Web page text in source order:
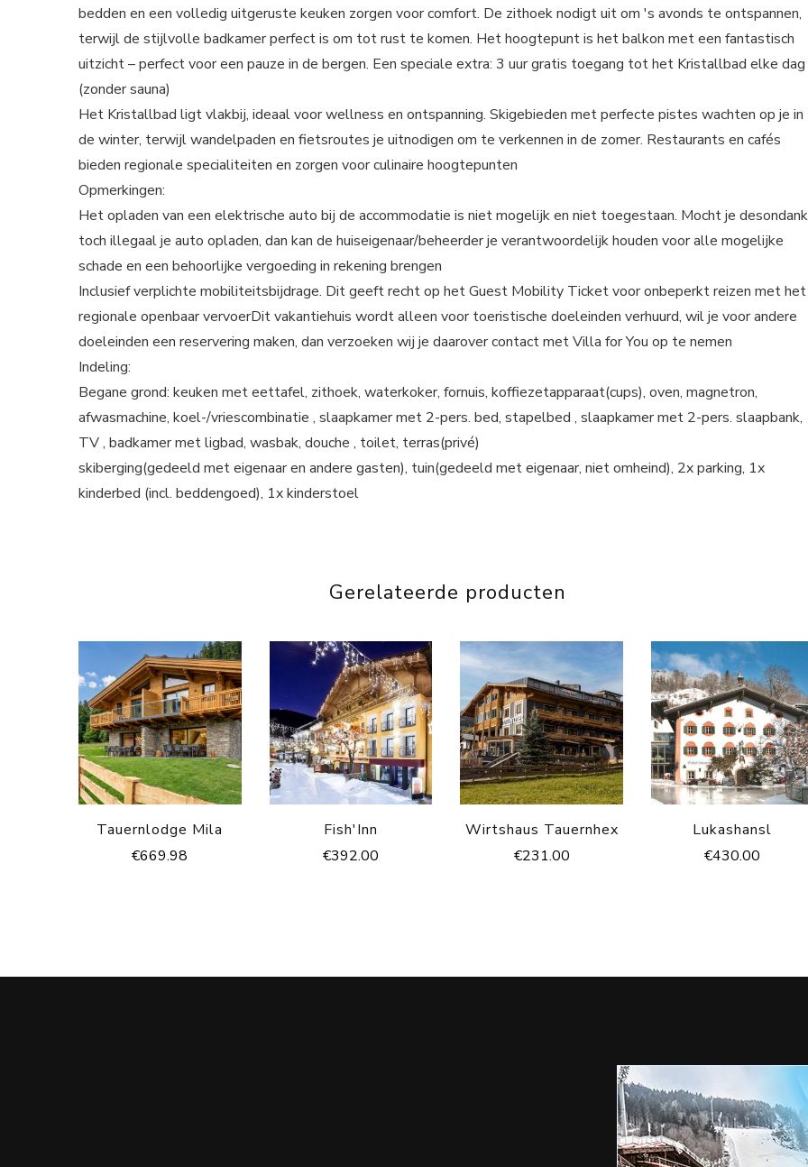
bedden en een volledig uitgeruste keuken zorgen voor comfort. De zithoek nodigt uit om 's avonds te ontspannen,
terwijl de stijlvolle badkamer perfect is om tot rust te komen. Het hoogtepunt is het balkon met een fantastisch
uitzicht – perfect voor een pauze in de bergen. Een speciale extra: 3 uur gratis toegang tot het Kristallbad elke dag
(zonder sauna)
Het Kristallbad ligt vlakbij, ideaal voor wellness en ontspanning. Skigebieden met perfecte pistes wachten op je in
de winter, terwijl wandelpaden en fietsroutes je uitnodigen om te verkennen in de zomer. Restaurants en cafés
bieden regionale specialiteiten en zorgen voor culinaire hoogtepunten
Opmerkingen:
Het opladen van een elektrische auto bij de accommodatie is niet mogelijk en niet toegestaan. Mocht je
toch illegaal je auto opladen, dan kan de huiseigenaar/beheerder je verantwoordelijk houden voor alle mogelijke
schade en een behoorlijke vergoeding in rekening brengen
Inclusief verplichte mobiliteitsbijdrage. Dit geeft recht op het Guest Mobility Ticket voor onbeperkt reizen met het
regionale openbaar vervoerDit vakantiehuis wordt alleen voor toeristische doeleinden verhuurd, wil je voor andere
doeleinden een reservering maken, dan verzoeken wij je daarover contact met Villa for You op te nemen
Indeling:
Begane grond: keuken met eettafel, zithoek, waterkoker, fornuis, koffiezetapparaat(cups), oven, magnetron,
afwasmachine, koel-/vriescombinatie , slaapkamer met 2-pers. bed, stapelbed , slaapkamer met 2-pers. slaapbank,
TV , badkamer met ligbad, wasbak, douche , toilet, terras(privé)
skiberging(gedeeld met eigenaar en andere gasten), tuin(gedeeld met eigenaar, niet omheind), 2x parking, 1x
kinderbed (incl. beddengoed), 1x kinderstoel
Gerelateerde producten
Tauernlodge Mila
€669.98
Fish'Inn
€392.00
Wirtshaus Tauernhex
€231.00
Lukashansl
€430.00